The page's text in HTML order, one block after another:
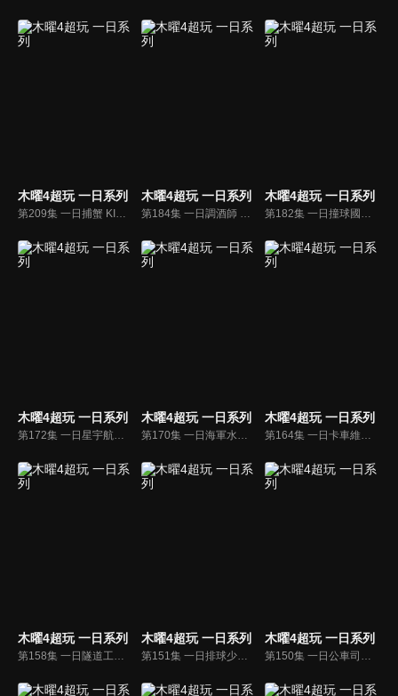
木曜4超玩 一日系列
第209集 一日捕蟹 KID帶邰哥跟坤達出海捕蟹，這次能順利嗎？
木曜4超玩 一日系列
第184集 一日調酒師 吧檯裡的世界是什麼樣子？今晚，你想與Julia吳卓源來杯特調嗎？
木曜4超玩 一日系列
第182集 一日撞球國手 木曜三帥找學姐挑一桿！邰哥帶坤達、KID一起看江水淨跳球！
木曜4超玩 一日系列 木曜4超玩 一日系列 木曜4超玩 一日系列
第164集 一日卡車維修員 邰哥、KID從司機助手，進化到能開卡車、還會修車了！
木曜4超玩 一日系列 木曜4超玩 一日系列
第151集 一日排球少年 只要有我在，你就是最強的！木曜六大神挑戰女排冠軍隊，一場考驗默契與實力的比賽開始啦！
木曜4超玩 一日系列